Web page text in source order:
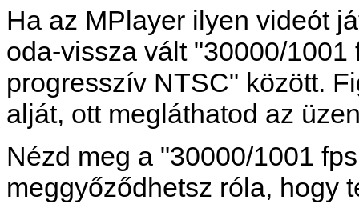
Ha az MPlayer ilyen videót
oda-vissza vált "30000/
progresszív NTSC" között.
alját, ott megláthatod az
Nézd meg a "30000/1001
meggyőződhetsz róla, hogy